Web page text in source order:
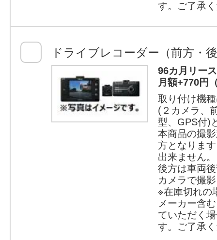
す。ご了承
ドライブレコーダー（前方・
96カ月リー
月額+770円
取り付け機
(２カメラ、
型、GPS付)
本商品の撮
方となりま
出来ません。
後方は車両
カメラで撮
※在庫切れの
メーカー含
ていただく
す。ご了承